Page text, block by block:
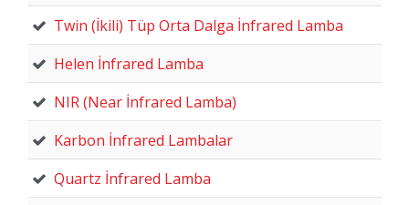
Twin (İkili) Tüp Orta Dalga İnfrared Lamba
Helen İnfrared Lamba
NIR (Near İnfrared Lamba)
Karbon İnfrared Lambalar
Quartz İnfrared Lamba